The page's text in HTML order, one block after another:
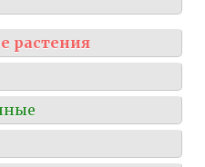
растения